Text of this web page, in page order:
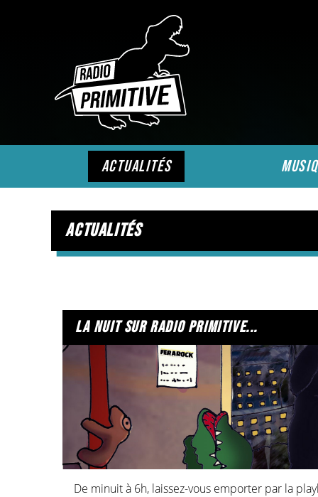
actualités
actualités
la nuit sur radio primitive...
De minuit à 6h, laissez-vous emporter par la